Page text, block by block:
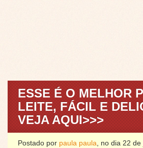
ESSE É O MELHOR
LEITE, FÁCIL E
VEJA AQUI>>>
Postado por paula paula, no dia 22